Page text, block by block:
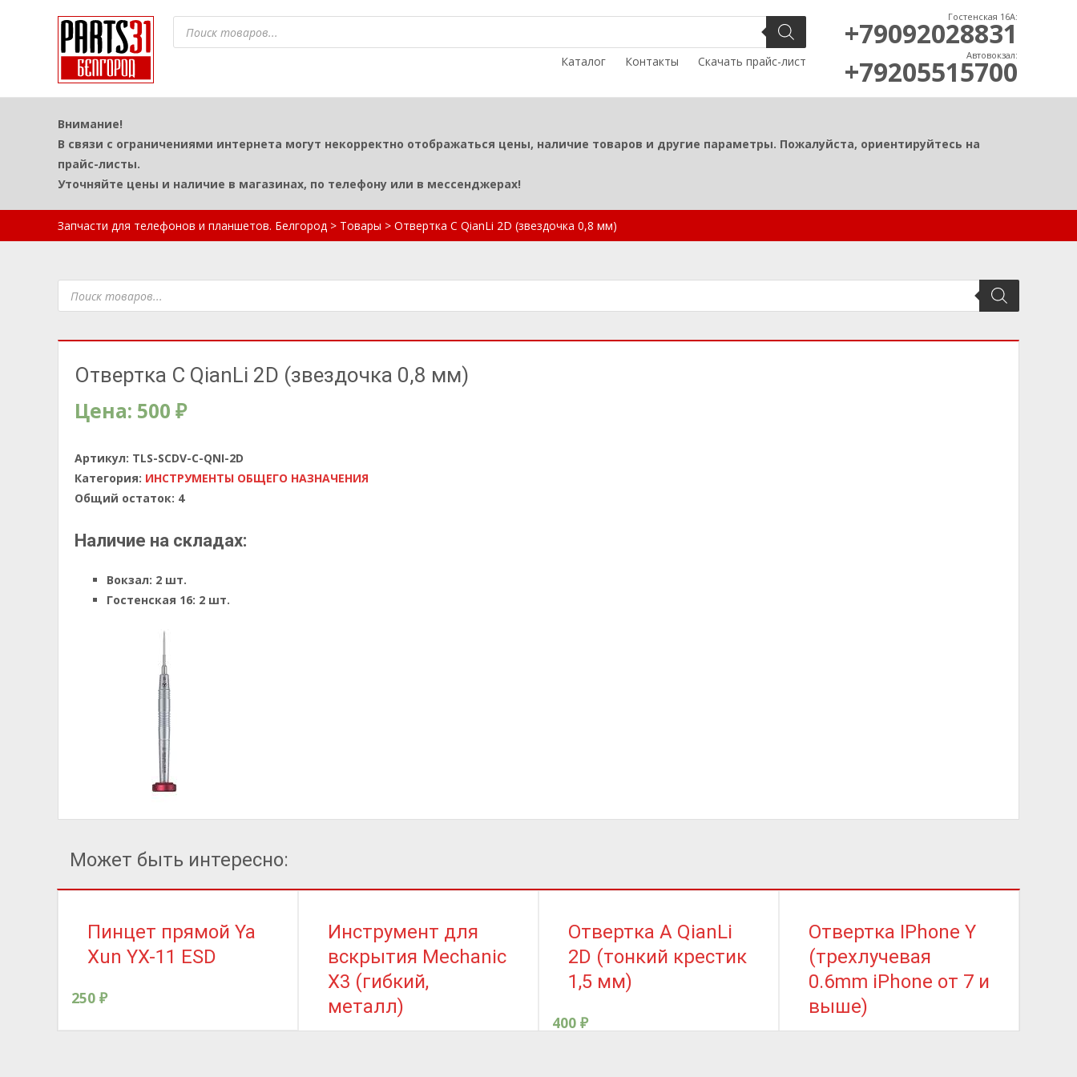
Поиск
товаров
Каталог
Контакты Скачать прайс-лист
Гостенская 16А:
+79092028831
Автовокзал:
+79205515700
Внимание!
В связи с ограничениями интернета могут некорректно отображаться цены, наличие товаров и другие параметры. Пожалуйста, ориентируйтесь на
прайс-листы.
Уточняйте цены и наличие в магазинах, по телефону или в мессенджерах!
Запчасти для телефонов и планшетов. Белгород > Товары > Отвертка C QianLi 2D (звездочка 0,8 мм)
Поиск
товаров
Отвертка C QianLi 2D (звездочка 0,8 мм)
Цена: 500 ₽
Артикул: TLS-SCDV-C-QNI-2D
Категория: ИНСТРУМЕНТЫ ОБЩЕГО НАЗНАЧЕНИЯ
Общий остаток: 4
Наличие на складах:
Вокзал: 2 шт.
Гостенская 16: 2 шт.
Может быть интересно:
Пинцет прямой Ya
Xun YX-11 ESD
250 ₽
Инструмент для
вскрытия Mechanic
X3 (гибкий,
металл)
Отвертка A QianLi
2D (тонкий крестик
1,5 мм)
400 ₽
Отвертка IPhone Y
(трехлучевая
0.6mm iPhone от 7 и
выше)